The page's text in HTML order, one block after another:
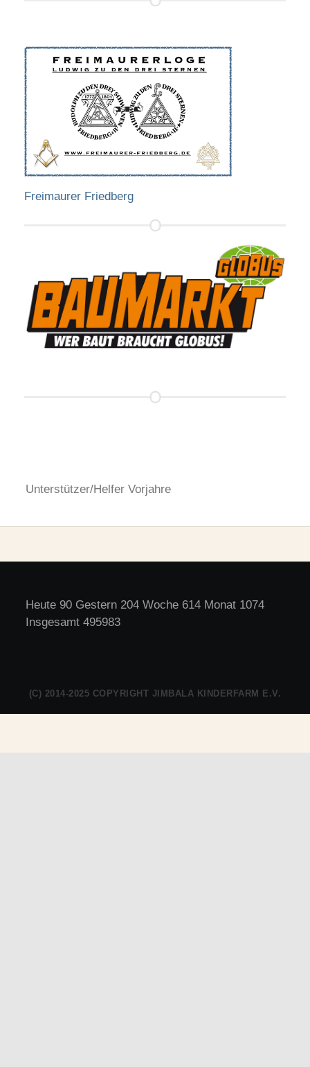
Freimaurer Friedberg
Unterstützer/Helfer Vorjahre
Heute 90 Gestern 204 Woche 614 Monat 1074
Insgesamt 495983
(C) 2014-2025 COPYRIGHT JIMBALA KINDERFARM E.V.